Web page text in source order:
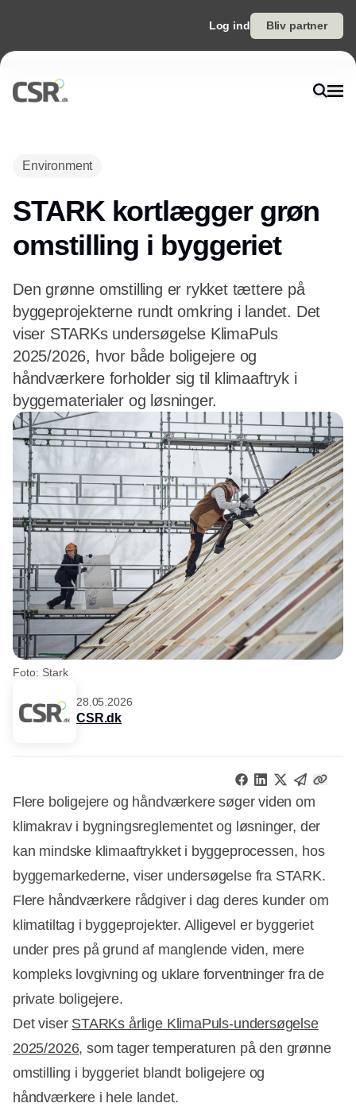
Log ind Bliv partner
Environment
STARK kortlægger grøn
omstilling i byggeriet
Den grønne omstilling er rykket tættere på
byggeprojekterne rundt omkring i landet. Det
viser STARKs undersøgelse KlimaPuls
2025/2026, hvor både boligejere og
håndværkere forholder sig til klimaaftryk i
byggematerialer og løsninger.
Foto: Stark
28.05.2026
CSR.dk
Flere boligejere og håndværkere søger viden om
klimakrav i bygningsreglementet og løsninger, der
kan mindske klimaaftrykket i byggeprocessen, hos
byggemarkederne, viser undersøgelse fra STARK.
Flere håndværkere rådgiver i dag deres kunder om
klimatiltag i byggeprojekter. Alligevel er byggeriet
under pres på grund af manglende viden, mere
kompleks lovgivning og uklare forventninger fra de
private boligejere.
Det viser STARKs årlige KlimaPuls-undersøgelse
2025/2026, som tager temperaturen på den grønne
omstilling i byggeriet blandt boligejere og
håndværkere i hele landet.